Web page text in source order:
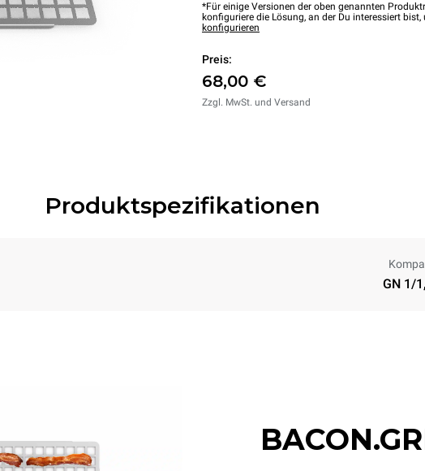
*Für einige Versionen der oben genannten
konfiguriere die Lösung, an der Du interessiert
konfigurieren
Preis:
68,00 €
Zzgl. MwSt. und Versand
Produktspezifikationen
GN 1/